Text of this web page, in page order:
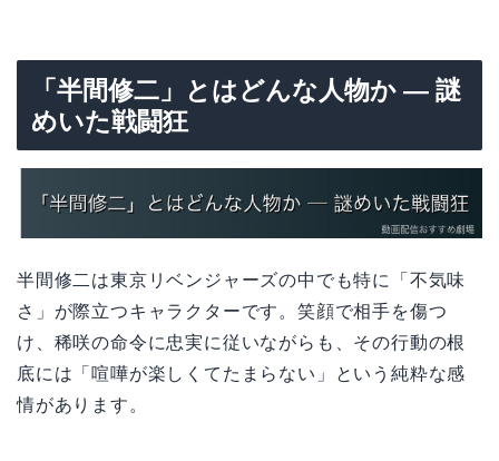
「半間修二」とはどんな人物か — 謎
めいた戦闘狂
半間修二は東京リベンジャーズの中でも特に「不気味
さ」が際立つキャラクターです。笑顔で相手を傷つ
け、稀咲の命令に忠実に従いながらも、その行動の根
底には「喧嘩が楽しくてたまらない」という純粋な感
情があります。